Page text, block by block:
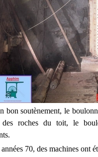
bon soutènement, le
des roches du toit, le
70, des machines ont